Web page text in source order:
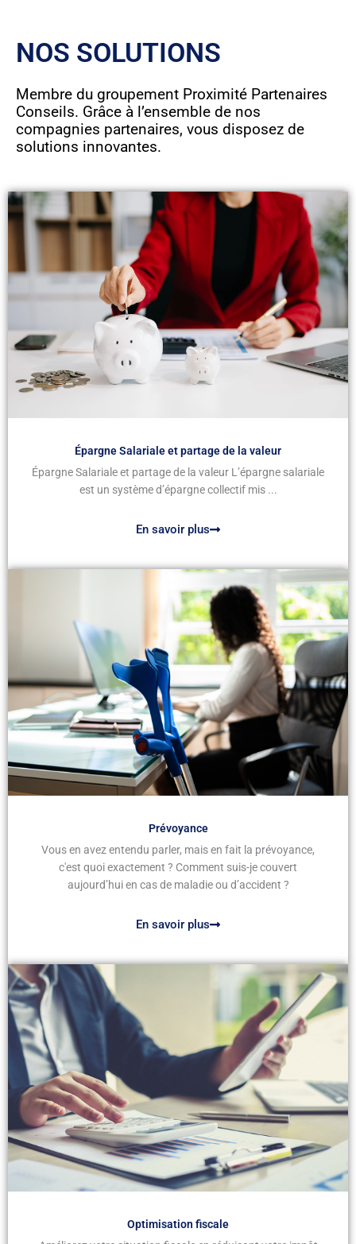
NOS SOLUTIONS
Membre du groupement Proximité Partenaires
Conseils. Grâce à l’ensemble de nos
compagnies partenaires, vous disposez de
solutions innovantes.
Épargne Salariale et partage de la valeur
Épargne Salariale et partage de la valeur L’épargne salariale
est un système d’épargne collectif mis ...
En savoir plus
Prévoyance
Vous en avez entendu parler, mais en fait la prévoyance,
c'est quoi exactement ? Comment suis-je couvert
aujourd’hui en cas de maladie ou d’accident ?
En savoir plus
Optimisation fiscale